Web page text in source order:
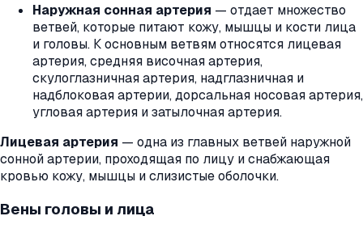
Наружная сонная артерия — отдает множество
ветвей, которые питают кожу, мышцы и кости лица
и головы. К основным ветвям относятся лицевая
артерия, средняя височная артерия,
скулоглазничная артерия, надглазничная и
надблоковая артерии, дорсальная носовая артерия,
угловая артерия и затылочная артерия.
Лицевая артерия — одна из главных ветвей наружной
сонной артерии, проходящая по лицу и снабжающая
кровью кожу, мышцы и слизистые оболочки.
Вены головы и лица